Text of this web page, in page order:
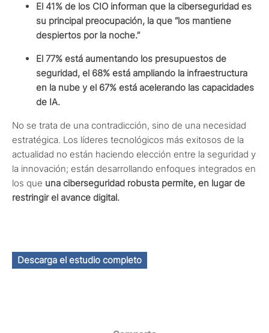
El 41% de los CIO informan que la ciberseguridad es
su principal preocupación, la que “los mantiene
despiertos por la noche.”
El 77% está aumentando los presupuestos de
seguridad, el 68% está ampliando la infraestructura
en la nube y el 67% está acelerando las capacidades
de IA.
No se trata de una contradicción, sino de una necesidad
estratégica. Los líderes tecnológicos más exitosos de la
actualidad no están haciendo elección entre la seguridad y
la innovación; están desarrollando enfoques integrados en
los que una ciberseguridad robusta permite, en lugar de
restringir el avance digital.
Descarga el estudio completo